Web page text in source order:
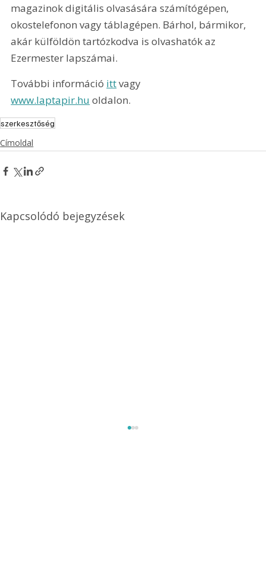
magazinok digitális olvasására számítógépen,
okostelefonon vagy táblagépen. Bárhol, bármikor,
akár külföldön tartózkodva is olvashatók az
Ezermester lapszámai.
További információ itt vagy
www.laptapir.hu oldalon.
szerkesztőség
Címoldal
Kapcsolódó bejegyzések